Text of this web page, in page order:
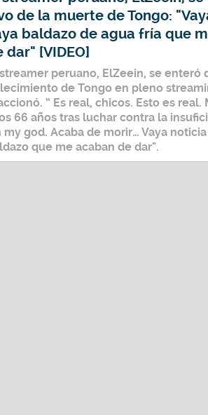
de la muerte de Tongo:
baldazo de agua fría que
dar" [VIDEO]
peruano, ElZeein, se enteró
de Tongo en pleno
“ Es real, chicos. Esto es real.
66 años tras luchar contra la
my god. Acaba de morir… Vaya
que me acaban de dar".